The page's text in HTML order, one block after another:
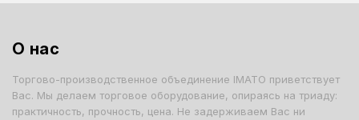
О нас
Торгово-производственное объединение IMATO приветствует
Вас. Мы делаем торговое оборудование, опираясь на триаду:
практичность, прочность, цена. Не задерживаем Вас ни